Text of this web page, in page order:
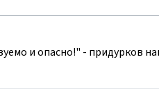
и опасно!" - придурков